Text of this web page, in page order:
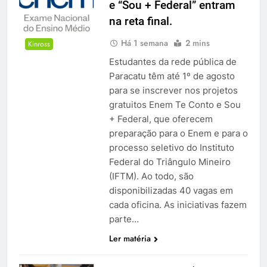
Kinross
e “Sou + Federal” entram
na reta final.
Há 1 semana 2 mins
Estudantes da rede pública de
Paracatu têm até 1º de agosto
para se inscrever nos projetos
gratuitos Enem Te Conto e Sou
+ Federal, que oferecem
preparação para o Enem e para o
processo seletivo do Instituto
Federal do Triângulo Mineiro
(IFTM). Ao todo, são
disponibilizadas 40 vagas em
cada oficina. As iniciativas fazem
parte…
Ler matéria